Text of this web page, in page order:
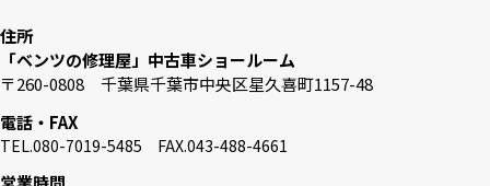
住所
「ベンツの修理屋」中古車ショールーム
〒260-0808 千葉県千葉市中央区星久喜町1157-48
電話・FAX
TEL.080-7019-5485 FAX.043-488-4661